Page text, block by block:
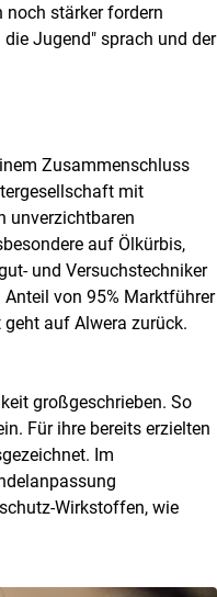
noch stärker fordern
Jugend" sprach und der
Zusammenschluss
mit
unverzichtbaren
auf Ölkürbis,
und Versuchstechniker
von 95% Marktführer
auf Alwera zurück.
großgeschrieben. So
Für ihre bereits erzielten
Im
Wirkstoffen, wie